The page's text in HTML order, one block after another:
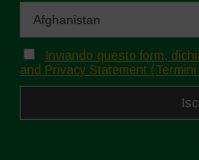
Inviando questo form,
and Privacy Statement